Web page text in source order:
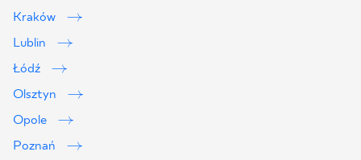
Kraków
Lublin
Łódź
Olsztyn
Opole
Poznań